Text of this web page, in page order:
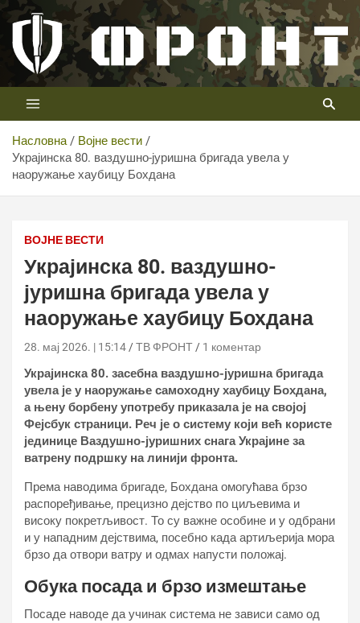
Скип
цонтент
Телевизија ФРОНТ
Први војни канал у Србији
Насловна
Војне вести
Украјинска 80. ваздушно-јуришна бригада увела у
наоружање хаубицу Бохдана
ВОЈНЕ ВЕСТИ
Украјинска 80. ваздушно-
јуришна бригада увела у
наоружање хаубицу Бохдана
28. мај 2026. | 15:14 ТВ ФРОНТ 1 коментар
Украјинска 80. засебна ваздушно-јуришна бригада
увела је у наоружање самоходну хаубицу Бохдана,
а њену борбену употребу приказала је на својој
Фејсбук страници. Реч је о систему који већ користе
јединице Ваздушно-јуришних снага Украјине за
ватрену подршку на линији фронта.
Према наводима бригаде, Бохдана омогућава брзо
распоређивање, прецизно дејство по циљевима и
високу покретљивост. То су важне особине и у одбрани
и у нападним дејствима, посебно када артиљерија мора
брзо да отвори ватру и одмах напусти положај.
Обука посада и брзо измештање
Посаде наводе да учинак система не зависи само од